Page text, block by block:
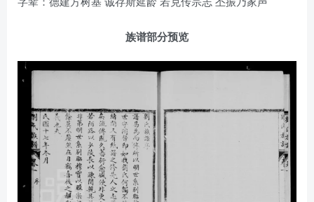
族谱部分预览